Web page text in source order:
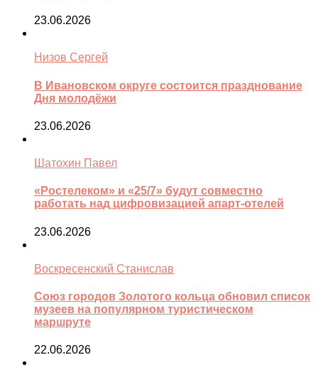
23.06.2026
Низов Сергей
В Ивановском округе состоится празднование
Дня молодёжи
23.06.2026
Шатохин Павел
«Ростелеком» и «25/7» будут совместно
работать над цифровизацией апарт-отелей
23.06.2026
Воскресенский Станислав
Союз городов Золотого кольца обновил список
музеев на популярном туристическом
маршруте
22.06.2026